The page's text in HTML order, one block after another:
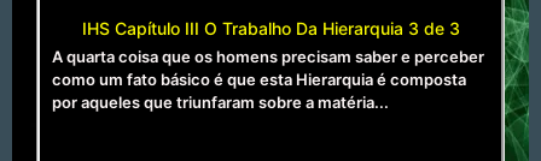
IHS Capítulo III O Trabalho Da Hierarquia 3 de 3
A quarta coisa que os homens precisam saber e perceber
como um fato básico é que esta Hierarquia é composta
por aqueles que triunfaram sobre a matéria...